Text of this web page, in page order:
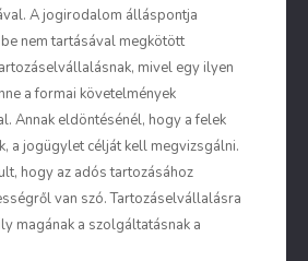
A jogirodalom álláspontja
nem tartásával megkötött
mivel egy ilyen
a formai követelmények
Annak eldöntésénél, hogy a felek
a jogügylet célját kell megvizsgálni.
hogy az adós tartozásához
van szó. Tartozáselvállalásra
magának a szolgáltatásnak a